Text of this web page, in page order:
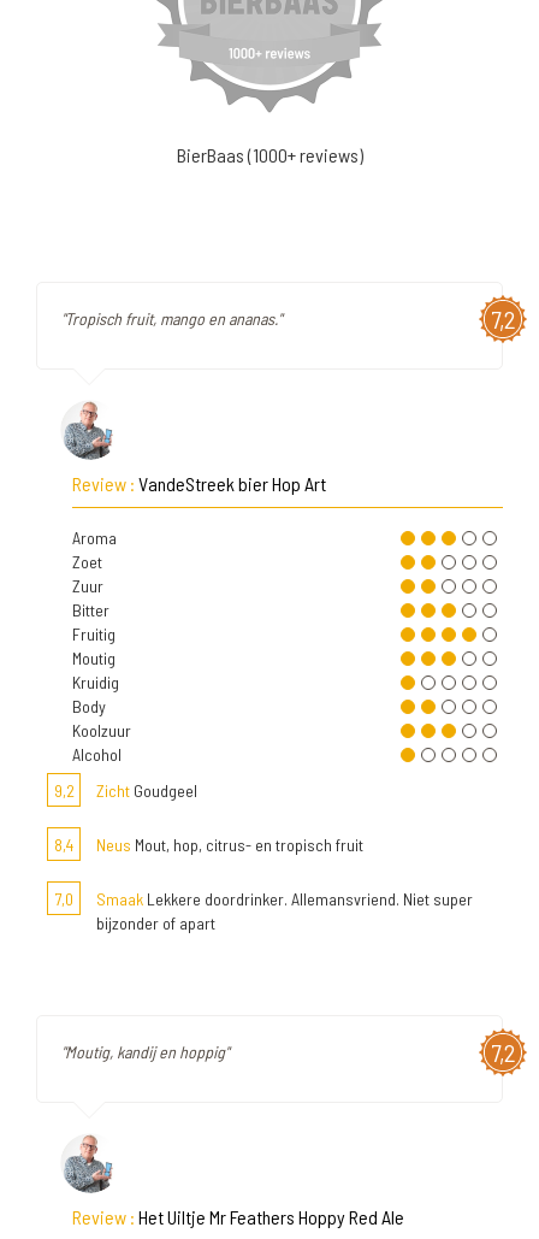
BierBaas (1000+ reviews)
7,2
"Tropisch fruit, mango en ananas."
Review : VandeStreek bier Hop Art
Aroma
Zoet
Zuur
Bitter
Fruitig
Moutig
Kruidig
Body
Koolzuur
Alcohol
9,2
Zicht Goudgeel
8,4 Neus Mout, hop, citrus- en tropisch fruit
7,0 Smaak Lekkere doordrinker. Allemansvriend. Niet super
bijzonder of apart
7,2
"Moutig, kandij en hoppig"
Review : Het Uiltje Mr Feathers Hoppy Red Ale